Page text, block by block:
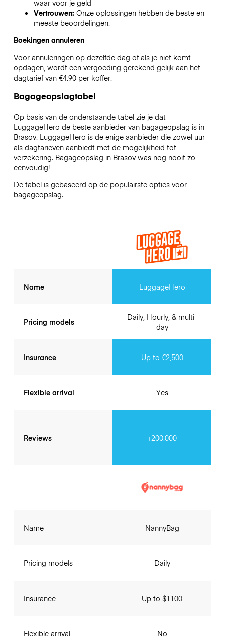
waar voor je geld
Vertrouwen: Onze oplossingen hebben de beste en
meeste beoordelingen.
Boekingen annuleren
Voor annuleringen op dezelfde dag of als je niet komt
opdagen, wordt een vergoeding gerekend gelijk aan het
dagtarief van €4.90 per koffer.
Bagageopslagtabel
Op basis van de onderstaande tabel zie je dat
LuggageHero de beste aanbieder van bagageopslag is in
Brasov. LuggageHero is de enige aanbieder die zowel uur-
als dagtarieven aanbiedt met de mogelijkheid tot
verzekering. Bagageopslag in Brasovwas nog nooit zo
eenvoudig!
De tabel is gebaseerd op de populairste opties voor
bagageopslag.
Name
Pricing models
Insurance
Flexible arrival
Reviews
LuggageHero
Daily, Hourly, & multi-
day
Up to €2,500
Yes
+200.000
Name
Pricing models
Insurance
Flexible arrival
NannyBag
Daily
Up to $1100
No